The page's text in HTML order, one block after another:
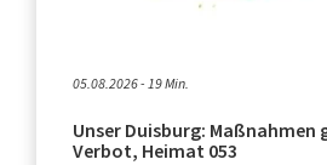
05.08.2026 - 19 Min.
Unser Duisburg: Maßnahmen
Verbot, Heimat 053